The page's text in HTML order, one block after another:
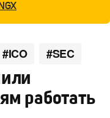
#ICO #SEC
работать